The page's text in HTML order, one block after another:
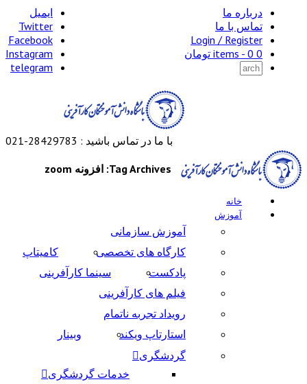
درباره ما
تماس با ما
Login / Register
0 items -
0 تومان
ایمیل
Twitter
Facebook
Instagram
telegram
با ما در تماس باشید : 28429783-021
خانه
آموزش
آموزش سازمانی
کارگاه های تخصصی
کامیتاپ
پادکست
سینما کارآفرینی
فیلم های کارآفرینی
رویداد تجربه ناتمام
استارتاپ ویکند
وبینار
گردشگری
خدمات گردشگری
Tag Archives: افزونه zoom